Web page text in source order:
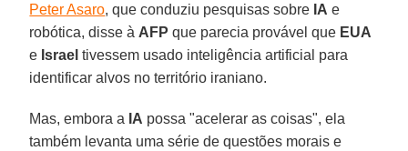
Peter Asaro, que conduziu pesquisas sobre IA e
robótica, disse à AFP que parecia provável que EUA
e Israel tivessem usado inteligência artificial para
identificar alvos no território iraniano.
Mas, embora a IA possa "acelerar as coisas", ela
também levanta uma série de questões morais e